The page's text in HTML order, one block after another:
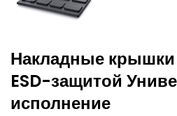
Накладные крышки
ESD-защитой
исполнение